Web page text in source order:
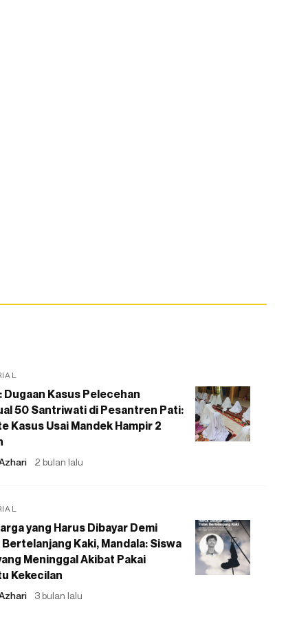
Dugaan Kasus Pelecehan
50 Santriwati di Pesantren Pati:
Kasus Usai Mandek Hampir 2
2 bulan lalu
yang Harus Dibayar Demi
Kaki, Mandala: Siswa
Meninggal Akibat Pakai
Kekecilan
3 bulan lalu